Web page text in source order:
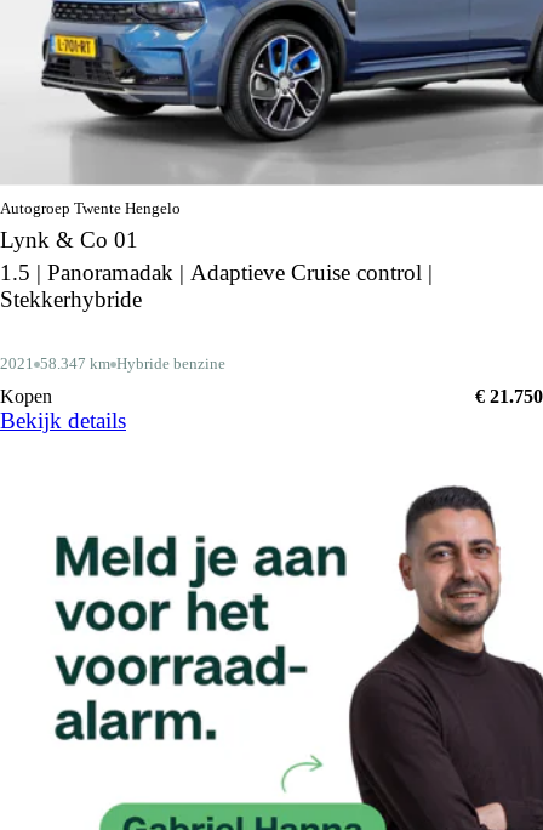
Autogroep Twente Hengelo
Lynk & Co 01
1.5 | Panoramadak | Adaptieve Cruise control |
Stekkerhybride
2021 58.347 km Hybride benzine
Kopen € 21.750
Bekijk details